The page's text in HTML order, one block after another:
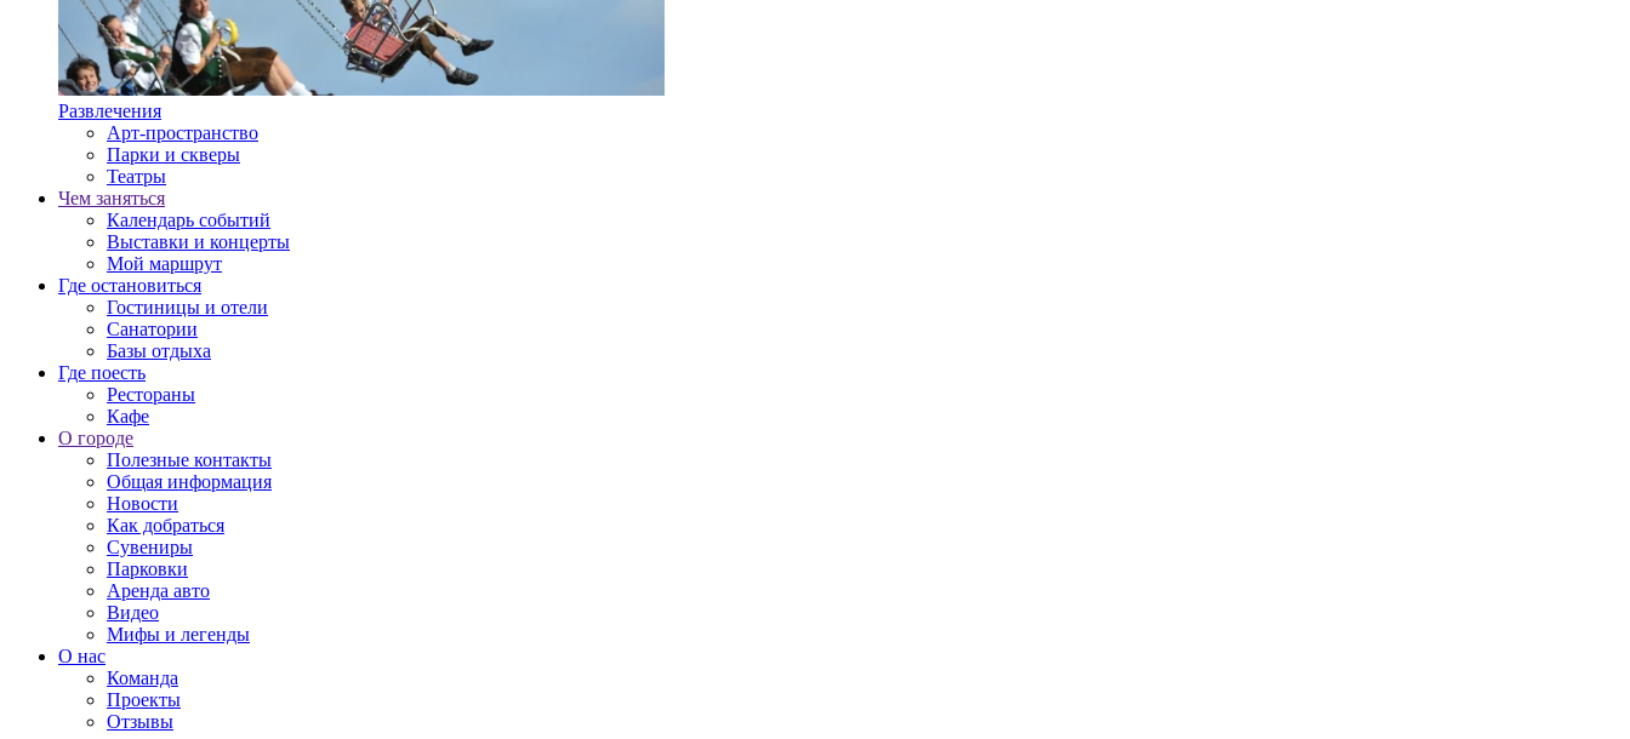
Развлечения
Арт-пространство
Парки и скверы
Театры
Чем заняться
Календарь событий
Выставки и концерты
Мой маршрут
Где остановиться
Гостиницы и отели
Санатории
Базы отдыха
Где поесть
Рестораны
Кафе
О городе
Полезные контакты
Общая информация
Новости
Как добраться
Сувениры
Парковки
Аренда авто
Видео
Мифы и легенды
О нас
Команда
Проекты
Отзывы